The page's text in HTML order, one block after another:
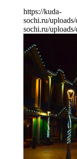
https://kuda-
sochi.ru/
sochi.ru/